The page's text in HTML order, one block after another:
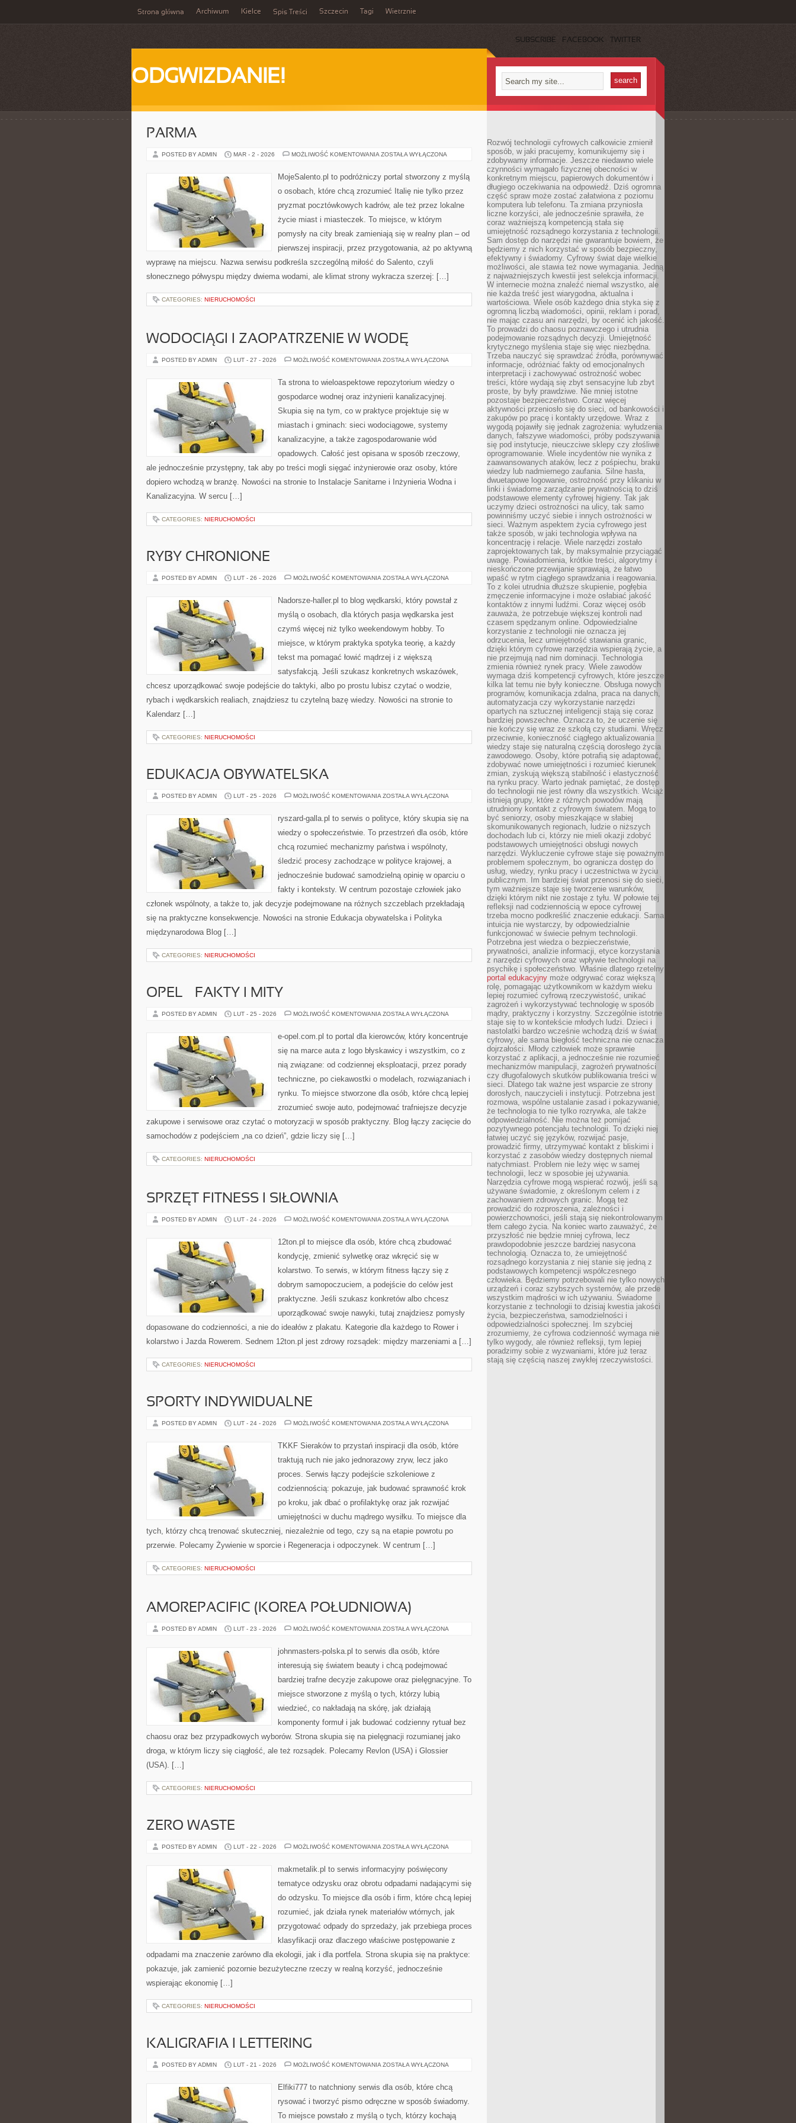
Strona główna Archiwum Kielce Spis Treści Szczecin Tagi Wietrznie
SUBSCRIBE FACEBOOK TWITTER
ODGWIZDANIE!
PARMA
POSTED BY ADMIN MAR - 2 - 2026 MOŻLIWOŚĆ KOMENTOWANIA PARMA
ZOSTAŁA WYŁĄCZONA
MojeSalento.pl to podróżniczy portal stworzony z myślą
o osobach, które chcą zrozumieć Italię nie tylko przez
pryzmat pocztówkowych kadrów, ale też przez lokalne
życie miast i miasteczek. To miejsce, w którym
pomysły na city break zamieniają się w realny plan – od
pierwszej inspiracji, przez przygotowania, aż po aktywną
wyprawę na miejscu. Nazwa serwisu podkreśla szczególną miłość do Salento, czyli
słonecznego półwyspu między dwiema wodami, ale klimat strony wykracza szerzej: […]
CATEGORIES: NIERUCHOMOŚCI
WODOCIĄGI I ZAOPATRZENIE W WODĘ
POSTED BY ADMIN LUT - 27 - 2026 MOŻLIWOŚĆ KOMENTOWANIA WODOCIĄGI
WODĘ
ZOSTAŁA WYŁĄCZONA
Ta strona to wieloaspektowe repozytorium wiedzy o
gospodarce wodnej oraz inżynierii kanalizacyjnej.
Skupia się na tym, co w praktyce projektuje się w
miastach i gminach: sieci wodociągowe, systemy
kanalizacyjne, a także zagospodarowanie wód
opadowych. Całość jest opisana w sposób rzeczowy,
ale jednocześnie przystępny, tak aby po treści mogli sięgać inżynierowie oraz osoby, które
dopiero wchodzą w branżę. Nowości na stronie to Instalacje Sanitarne i Inżynieria Wodna i
Kanalizacyjna. W sercu […]
CATEGORIES: NIERUCHOMOŚCI
RYBY CHRONIONE
POSTED BY ADMIN LUT - 26 - 2026 MOŻLIWOŚĆ KOMENTOWANIA RYBY
ZOSTAŁA WYŁĄCZONA
Nadorsze-haller.pl to blog wędkarski, który powstał z
myślą o osobach, dla których pasja wędkarska jest
czymś więcej niż tylko weekendowym hobby. To
miejsce, w którym praktyka spotyka teorię, a każdy
tekst ma pomagać łowić mądrzej i z większą
satysfakcją. Jeśli szukasz konkretnych wskazówek,
chcesz uporządkować swoje podejście do taktyki, albo po prostu lubisz czytać o wodzie,
rybach i wędkarskich realiach, znajdziesz tu czytelną bazę wiedzy. Nowości na stronie to
Kalendarz […]
CATEGORIES: NIERUCHOMOŚCI
EDUKACJA OBYWATELSKA
POSTED BY ADMIN LUT - 25 - 2026 MOŻLIWOŚĆ KOMENTOWANIA EDUKACJA
ZOSTAŁA WYŁĄCZONA
ryszard-galla.pl to serwis o polityce, który skupia się na
wiedzy o społeczeństwie. To przestrzeń dla osób, które
chcą rozumieć mechanizmy państwa i wspólnoty,
śledzić procesy zachodzące w polityce krajowej, a
jednocześnie budować samodzielną opinię w oparciu o
fakty i konteksty. W centrum pozostaje człowiek jako
członek wspólnoty, a także to, jak decyzje podejmowane na różnych szczeblach przekładają
się na praktyczne konsekwencje. Nowości na stronie Edukacja obywatelska i Polityka
międzynarodowa Blog […]
CATEGORIES: NIERUCHOMOŚCI
OPEL – FAKTY I MITY
POSTED BY ADMIN LUT - 25 - 2026 MOŻLIWOŚĆ KOMENTOWANIA OPEL
MITY
ZOSTAŁA WYŁĄCZONA
e-opel.com.pl to portal dla kierowców, który koncentruje
się na marce auta z logo błyskawicy i wszystkim, co z
nią związane: od codziennej eksploatacji, przez porady
techniczne, po ciekawostki o modelach, rozwiązaniach i
rynku. To miejsce stworzone dla osób, które chcą lepiej
zrozumieć swoje auto, podejmować trafniejsze decyzje
zakupowe i serwisowe oraz czytać o motoryzacji w sposób praktyczny. Blog łączy zacięcie do
samochodów z podejściem „na co dzień”, gdzie liczy się […]
CATEGORIES: NIERUCHOMOŚCI
SPRZĘT FITNESS I SIŁOWNIA
POSTED BY ADMIN LUT - 24 - 2026 MOŻLIWOŚĆ KOMENTOWANIA SPRZĘT
SIŁOWNIA
ZOSTAŁA WYŁĄCZONA
12ton.pl to miejsce dla osób, które chcą zbudować
kondycję, zmienić sylwetkę oraz wkręcić się w
kolarstwo. To serwis, w którym fitness łączy się z
dobrym samopoczuciem, a podejście do celów jest
praktyczne. Jeśli szukasz konkretów albo chcesz
uporządkować swoje nawyki, tutaj znajdziesz pomysły
dopasowane do codzienności, a nie do ideałów z plakatu. Kategorie dla każdego to Rower i
kolarstwo i Jazda Rowerem. Sednem 12ton.pl jest zdrowy rozsądek: między marzeniami a […]
CATEGORIES: NIERUCHOMOŚCI
SPORTY INDYWIDUALNE
POSTED BY ADMIN LUT - 24 - 2026 MOŻLIWOŚĆ KOMENTOWANIA SPORTY
ZOSTAŁA WYŁĄCZONA
TKKF Sieraków to przystań inspiracji dla osób, które
traktują ruch nie jako jednorazowy zryw, lecz jako
proces. Serwis łączy podejście szkoleniowe z
codziennością: pokazuje, jak budować sprawność krok
po kroku, jak dbać o profilaktykę oraz jak rozwijać
umiejętności w duchu mądrego wysiłku. To miejsce dla
tych, którzy chcą trenować skuteczniej, niezależnie od tego, czy są na etapie powrotu po
przerwie. Polecamy Żywienie w sporcie i Regeneracja i odpoczynek. W centrum […]
CATEGORIES: NIERUCHOMOŚCI
AMOREPACIFIC (KOREA POŁUDNIOWA)
POSTED BY ADMIN LUT - 23 - 2026 MOŻLIWOŚĆ KOMENTOWANIA AMOREPACIFIC
ZOSTAŁA WYŁĄCZONA
johnmasters-polska.pl to serwis dla osób, które
interesują się światem beauty i chcą podejmować
bardziej trafne decyzje zakupowe oraz pielęgnacyjne. To
miejsce stworzone z myślą o tych, którzy lubią
wiedzieć, co nakładają na skórę, jak działają
komponenty formuł i jak budować codzienny rytuał bez
chaosu oraz bez przypadkowych wyborów. Strona skupia się na pielęgnacji rozumianej jako
droga, w którym liczy się ciągłość, ale też rozsądek. Polecamy Revlon (USA) i Glossier
(USA). […]
CATEGORIES: NIERUCHOMOŚCI
ZERO WASTE
POSTED BY ADMIN LUT - 22 - 2026 MOŻLIWOŚĆ KOMENTOWANIA ZERO
ZOSTAŁA WYŁĄCZONA
makmetalik.pl to serwis informacyjny poświęcony
tematyce odzysku oraz obrotu odpadami nadającymi się
do odzysku. To miejsce dla osób i firm, które chcą lepiej
rozumieć, jak działa rynek materiałów wtórnych, jak
przygotować odpady do sprzedaży, jak przebiega proces
klasyfikacji oraz dlaczego właściwe postępowanie z
odpadami ma znaczenie zarówno dla ekologii, jak i dla portfela. Strona skupia się na praktyce:
pokazuje, jak zamienić pozornie bezużyteczne rzeczy w realną korzyść, jednocześnie
wspierając ekonomię […]
CATEGORIES: NIERUCHOMOŚCI
KALIGRAFIA I LETTERING
POSTED BY ADMIN LUT - 21 - 2026 MOŻLIWOŚĆ KOMENTOWANIA KALIGRAFIA
ZOSTAŁA WYŁĄCZONA
Elfiki777 to natchniony serwis dla osób, które chcą
rysować i tworzyć pismo odręczne w sposób świadomy.
To miejsce powstało z myślą o tych, którzy kochają
Rozwój technologii cyfrowych całkowicie zmienił
sposób, w jaki pracujemy, komunikujemy się i
zdobywamy informacje. Jeszcze niedawno wiele
czynności wymagało fizycznej obecności w
konkretnym miejscu, papierowych dokumentów i
długiego oczekiwania na odpowiedź. Dziś ogromna
część spraw może zostać załatwiona z poziomu
komputera lub telefonu. Ta zmiana przyniosła
liczne korzyści, ale jednocześnie sprawiła, że
coraz ważniejszą kompetencją stała się
umiejętność rozsądnego korzystania z technologii.
Sam dostęp do narzędzi nie gwarantuje bowiem, że
będziemy z nich korzystać w sposób bezpieczny,
efektywny i świadomy. Cyfrowy świat daje wielkie
możliwości, ale stawia też nowe wymagania. Jedną
z najważniejszych kwestii jest selekcja informacji.
W internecie można znaleźć niemal wszystko, ale
nie każda treść jest wiarygodna, aktualna i
wartościowa. Wiele osób każdego dnia styka się z
ogromną liczbą wiadomości, opinii, reklam i porad,
nie mając czasu ani narzędzi, by ocenić ich jakość.
To prowadzi do chaosu poznawczego i utrudnia
podejmowanie rozsądnych decyzji. Umiejętność
krytycznego myślenia staje się więc niezbędna.
Trzeba nauczyć się sprawdzać źródła, porównywać
informacje, odróżniać fakty od emocjonalnych
interpretacji i zachowywać ostrożność wobec
treści, które wydają się zbyt sensacyjne lub zbyt
proste, by były prawdziwe. Nie mniej istotne
pozostaje bezpieczeństwo. Coraz więcej
aktywności przeniosło się do sieci, od bankowości i
zakupów po pracę i kontakty urzędowe. Wraz z
wygodą pojawiły się jednak zagrożenia: wyłudzenia
danych, fałszywe wiadomości, próby podszywania
się pod instytucje, nieuczciwe sklepy czy złośliwe
oprogramowanie. Wiele incydentów nie wynika z
zaawansowanych ataków, lecz z pośpiechu, braku
wiedzy lub nadmiernego zaufania. Silne hasła,
dwuetapowe logowanie, ostrożność przy klikaniu w
linki i świadome zarządzanie prywatnością to dziś
podstawowe elementy cyfrowej higieny. Tak jak
uczymy dzieci ostrożności na ulicy, tak samo
powinniśmy uczyć siebie i innych ostrożności w
sieci. Ważnym aspektem życia cyfrowego jest
także sposób, w jaki technologia wpływa na
koncentrację i relacje. Wiele narzędzi zostało
zaprojektowanych tak, by maksymalnie przyciągać
uwagę. Powiadomienia, krótkie treści, algorytmy i
nieskończone przewijanie sprawiają, że łatwo
wpaść w rytm ciągłego sprawdzania i reagowania.
To z kolei utrudnia dłuższe skupienie, pogłębia
zmęczenie informacyjne i może osłabiać jakość
kontaktów z innymi ludźmi. Coraz więcej osób
zauważa, że potrzebuje większej kontroli nad
czasem spędzanym online. Odpowiedzialne
korzystanie z technologii nie oznacza jej
odrzucenia, lecz umiejętność stawiania granic,
dzięki którym cyfrowe narzędzia wspierają życie, a
nie przejmują nad nim dominacji. Technologia
zmienia również rynek pracy. Wiele zawodów
wymaga dziś kompetencji cyfrowych, które jeszcze
kilka lat temu nie były konieczne. Obsługa nowych
programów, komunikacja zdalna, praca na danych,
automatyzacja czy wykorzystanie narzędzi
opartych na sztucznej inteligencji stają się coraz
bardziej powszechne. Oznacza to, że uczenie się
nie kończy się wraz ze szkołą czy studiami. Wręcz
przeciwnie, konieczność ciągłego aktualizowania
wiedzy staje się naturalną częścią dorosłego życia
zawodowego. Osoby, które potrafią się adaptować,
zdobywać nowe umiejętności i rozumieć kierunek
zmian, zyskują większą stabilność i elastyczność
na rynku pracy. Warto jednak pamiętać, że dostęp
do technologii nie jest równy dla wszystkich. Wciąż
istnieją grupy, które z różnych powodów mają
utrudniony kontakt z cyfrowym światem. Mogą to
być seniorzy, osoby mieszkające w słabiej
skomunikowanych regionach, ludzie o niższych
dochodach lub ci, którzy nie mieli okazji zdobyć
podstawowych umiejętności obsługi nowych
narzędzi. Wykluczenie cyfrowe staje się poważnym
problemem społecznym, bo ogranicza dostęp do
usług, wiedzy, rynku pracy i uczestnictwa w życiu
publicznym. Im bardziej świat przenosi się do sieci,
tym ważniejsze staje się tworzenie warunków,
dzięki którym nikt nie zostaje z tyłu. W połowie tej
refleksji nad codziennością w epoce cyfrowej
trzeba mocno podkreślić znaczenie edukacji. Sama
intuicja nie wystarczy, by odpowiedzialnie
funkcjonować w świecie pełnym technologii.
Potrzebna jest wiedza o bezpieczeństwie,
prywatności, analizie informacji, etyce korzystania
z narzędzi cyfrowych oraz wpływie technologii na
psychikę i społeczeństwo. Właśnie dlatego rzetelny
portal edukacyjny może odgrywać coraz większą
rolę, pomagając użytkownikom w każdym wieku
lepiej rozumieć cyfrową rzeczywistość, unikać
zagrożeń i wykorzystywać technologię w sposób
mądry, praktyczny i korzystny. Szczególnie istotne
staje się to w kontekście młodych ludzi. Dzieci i
nastolatki bardzo wcześnie wchodzą dziś w świat
cyfrowy, ale sama biegłość techniczna nie oznacza
dojrzałości. Młody człowiek może sprawnie
korzystać z aplikacji, a jednocześnie nie rozumieć
mechanizmów manipulacji, zagrożeń prywatności
czy długofalowych skutków publikowania treści w
sieci. Dlatego tak ważne jest wsparcie ze strony
dorosłych, nauczycieli i instytucji. Potrzebna jest
rozmowa, wspólne ustalanie zasad i pokazywanie,
że technologia to nie tylko rozrywka, ale także
odpowiedzialność. Nie można też pomijać
pozytywnego potencjału technologii. To dzięki niej
łatwiej uczyć się języków, rozwijać pasje,
prowadzić firmy, utrzymywać kontakt z bliskimi i
korzystać z zasobów wiedzy dostępnych niemal
natychmiast. Problem nie leży więc w samej
technologii, lecz w sposobie jej używania.
Narzędzia cyfrowe mogą wspierać rozwój, jeśli są
używane świadomie, z określonym celem i z
zachowaniem zdrowych granic. Mogą też
prowadzić do rozproszenia, zależności i
powierzchowności, jeśli stają się niekontrolowanym
tłem całego życia. Na koniec warto zauważyć, że
przyszłość nie będzie mniej cyfrowa, lecz
prawdopodobnie jeszcze bardziej nasycona
technologią. Oznacza to, że umiejętność
rozsądnego korzystania z niej stanie się jedną z
podstawowych kompetencji współczesnego
człowieka. Będziemy potrzebowali nie tylko nowych
urządzeń i coraz szybszych systemów, ale przede
wszystkim mądrości w ich używaniu. Świadome
korzystanie z technologii to dzisiaj kwestia jakości
życia, bezpieczeństwa, samodzielności i
odpowiedzialności społecznej. Im szybciej
zrozumiemy, że cyfrowa codzienność wymaga nie
tylko wygody, ale również refleksji, tym lepiej
poradzimy sobie z wyzwaniami, które już teraz
stają się częścią naszej zwykłej rzeczywistości.